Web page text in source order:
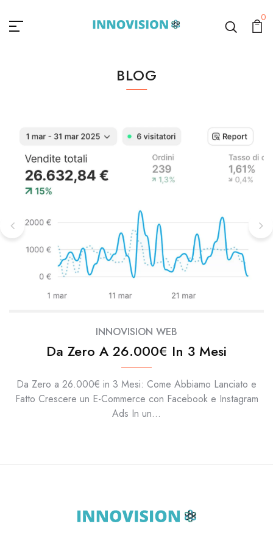
0
BLOG
INNOVISION WEB
Da Zero A 26.000€ In 3 Mesi
Da Zero a 26.000€ in 3 Mesi: Come Abbiamo Lanciato e
Fatto Crescere un E-Commerce con Facebook e Instagram
Ads In un...